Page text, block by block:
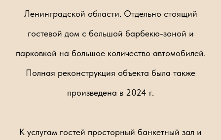
Ленинградской области. Отдельно стоящий
гостевой дом с большой барбекю-зоной и
парковкой на большое количество автомобилей.
Полная реконструкция объекта была также
произведена в 2024 г.
К услугам гостей просторный банкетный зал и